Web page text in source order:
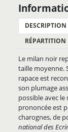
DESCRIPTION
RÉPARTITION
Le milan noir
taille moyenne.
rapace est
son plumage
possible avec
prononcée est
charognes, de
national des